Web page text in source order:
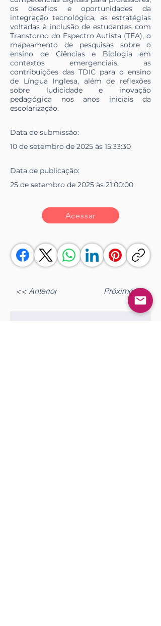
os desafios e oportunidades da
integração tecnológica, as estratégias
voltadas à inclusão de estudantes com
Transtorno do Espectro Autista (TEA), o
mapeamento de pesquisas sobre o
ensino de Ciências e Biologia em
contextos emergenciais, as
contribuições das TDIC para o ensino
de Língua Inglesa, além de reflexões
sobre ludicidade e inovação
pedagógica nos anos iniciais da
escolarização.
Data de submissão:
10 de setembro de 2025 às 15:33:30
Data de publicação:
25 de setembro de 2025 às 21:00:00
Acessar
<< Anterior Próximo >>